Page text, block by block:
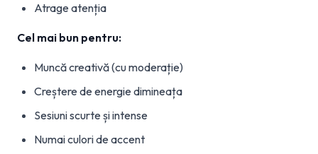
Atrage atenția
Cel mai bun pentru:
Muncă creativă (cu moderație)
Creștere de energie dimineața
Sesiuni scurte și intense
Numai culori de accent